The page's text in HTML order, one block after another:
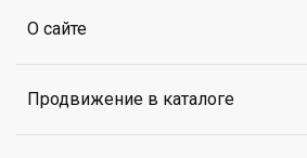
О сайте
Продвижение в каталоге